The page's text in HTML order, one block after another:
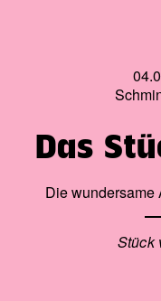
Das
Die wundersame
Stück